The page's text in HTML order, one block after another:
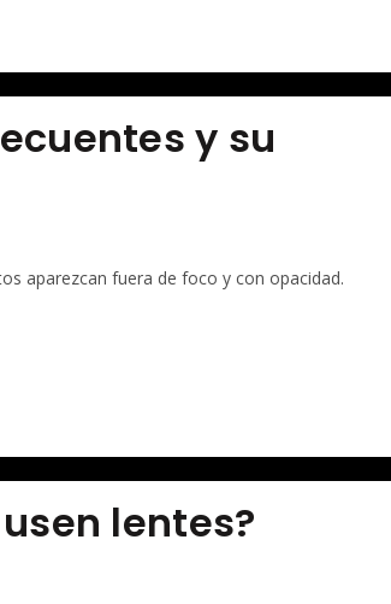
y su
aparezcan fuera de foco y con opacidad.
lentes?